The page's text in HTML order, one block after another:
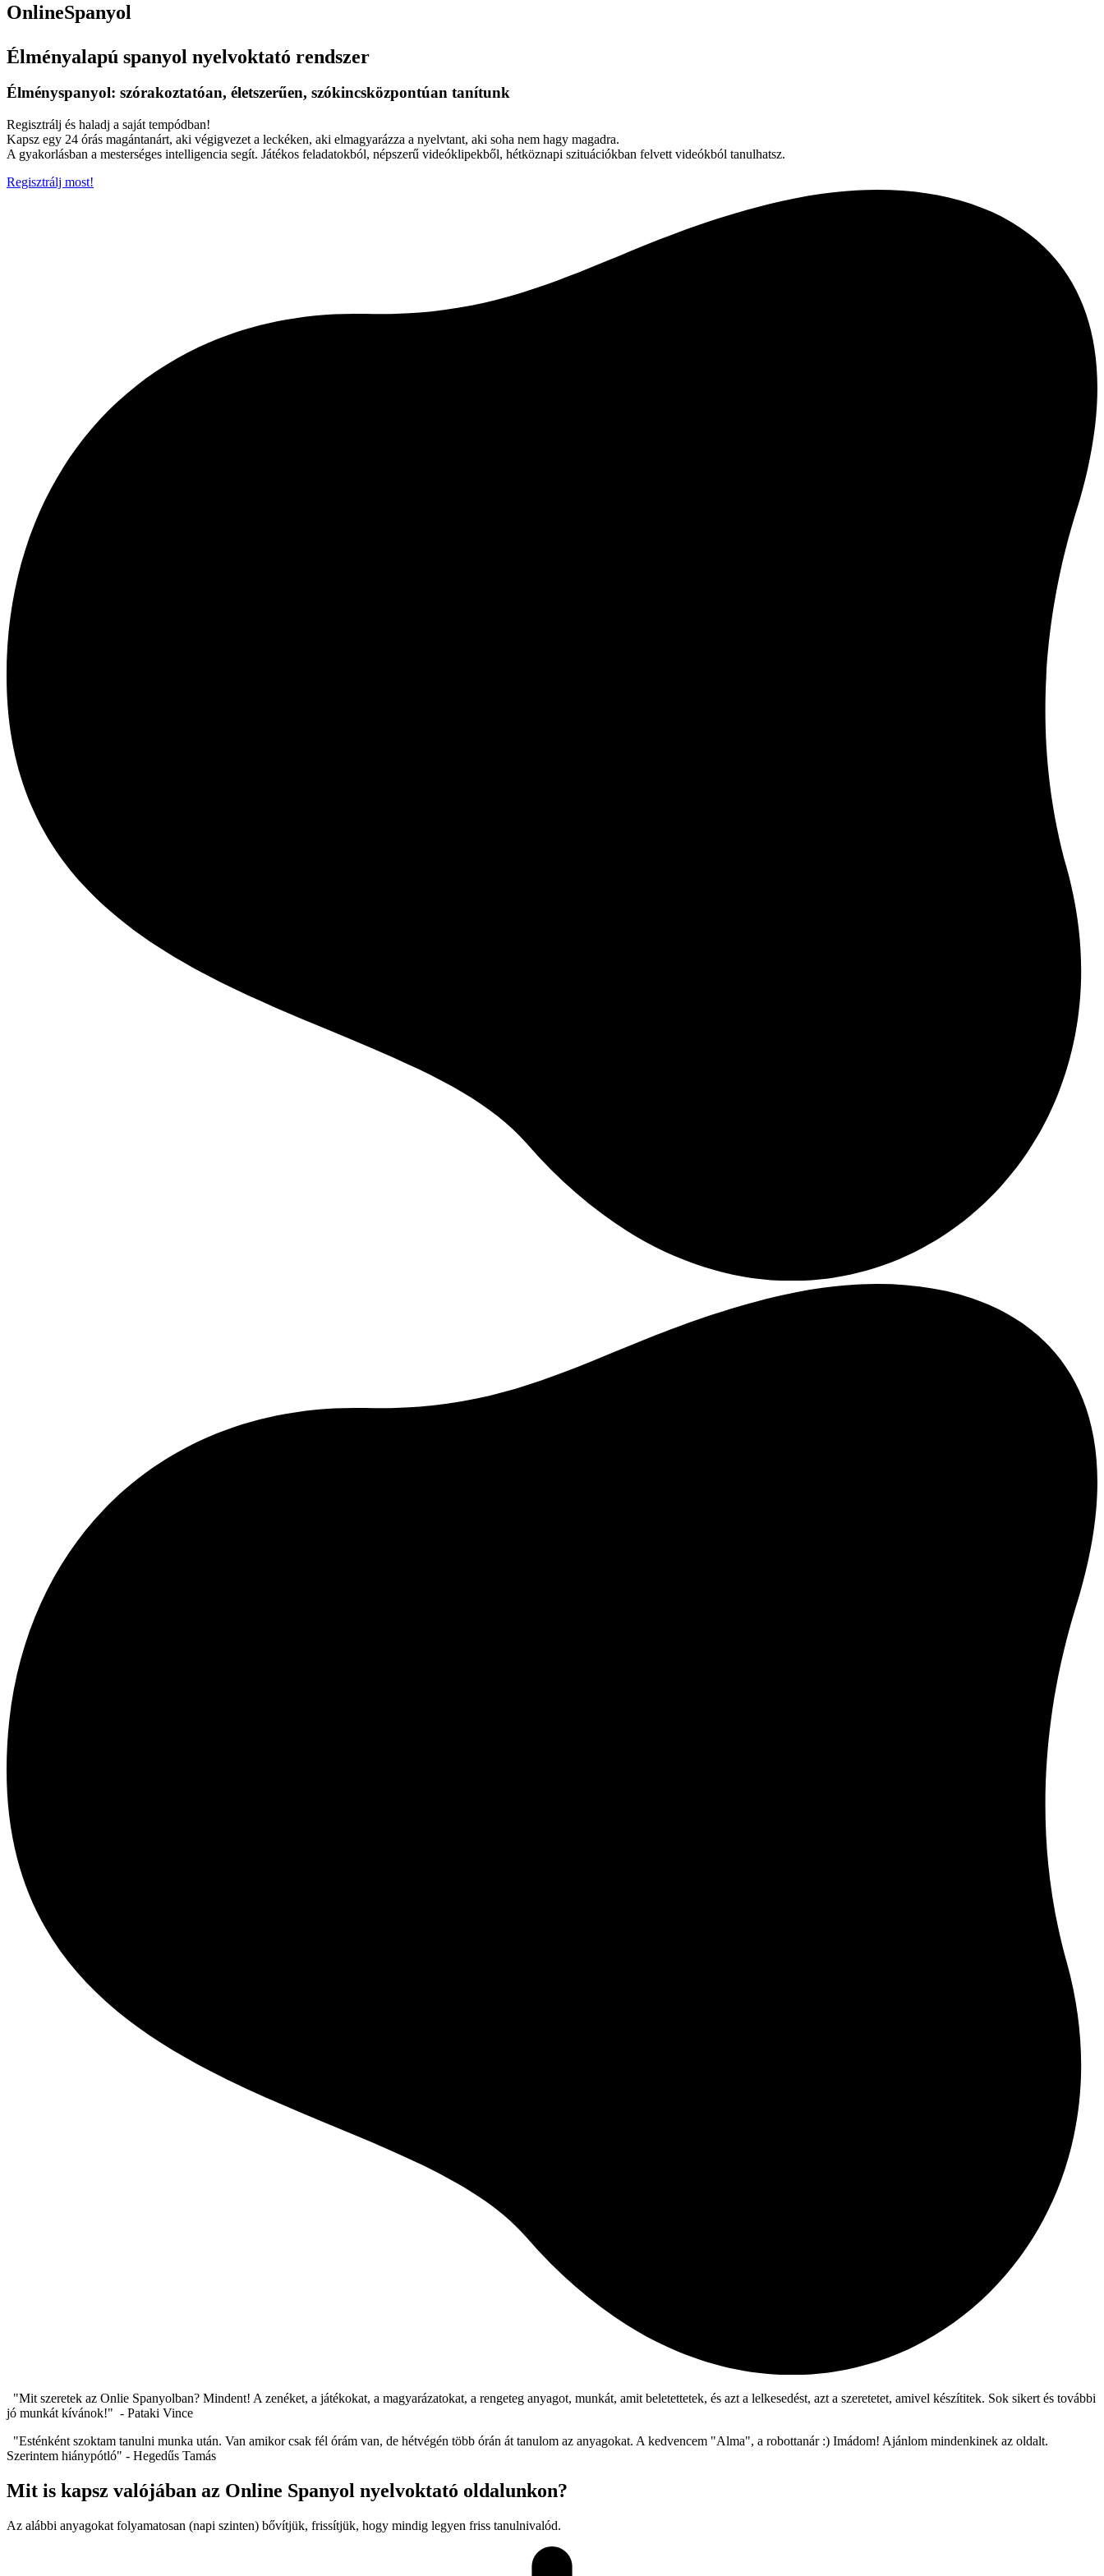
OnlineSpanyol
Élményalapú spanyol nyelvoktató rendszer
Élményspanyol: szórakoztatóan, életszerűen, szókincsközpontúan tanítunk
Regisztrálj és haladj a saját tempódban!
Kapsz egy 24 órás magántanárt, aki végigvezet a leckéken, aki elmagyarázza a nyelvtant, aki soha nem hagy magadra.
A gyakorlásban a mesterséges intelligencia segít. Játékos feladatokból, népszerű videóklipekből, hétköznapi szituációkban felvett videókból tanulhatsz.
Regisztrálj most!
"Mit szeretek az Onlie Spanyolban? Mindent! A zenéket, a játékokat, a magyarázatokat, a rengeteg anyagot, munkát, amit beletettetek, és azt a lelkesedést, azt a szeretetet, amivel készítitek. Sok sikert és további
jó munkát kívánok!" - Pataki Vince
"Esténként szoktam tanulni munka után. Van amikor csak fél órám van, de hétvégén több órán át tanulom az anyagokat. A kedvencem "Alma", a robottanár :) Imádom! Ajánlom mindenkinek az oldalt.
Szerintem hiánypótló" - Hegedűs Tamás
Mit is kapsz valójában az Online Spanyol nyelvoktató oldalunkon?
Az alábbi anyagokat folyamatosan (napi szinten) bővítjük, frissítjük, hogy mindig legyen friss tanulnivalód.